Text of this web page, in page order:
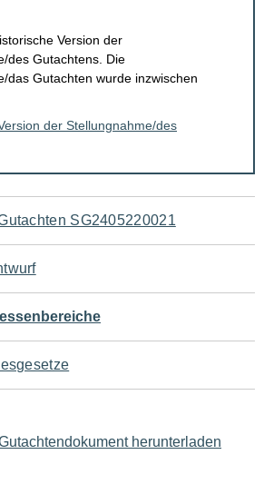
Version der
des Gutachtens. Die
das Gutachten wurde inzwischen
der Stellungnahme/des
SG2405220021
herunterladen